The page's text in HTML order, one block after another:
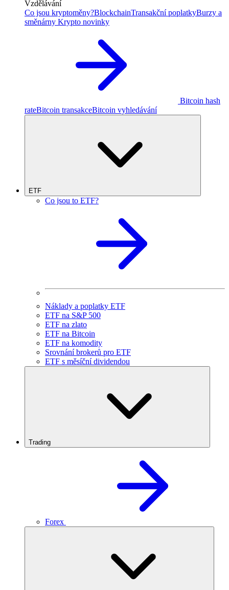
Vzdělávání
Co jsou kryptoměny?BlockchainTransakční poplatkyBurzy a
směnárny Krypto novinky
Bitcoin hash
rateBitcoin transakceBitcoin vyhledávání
ETF
Co jsou to ETF?
Náklady a poplatky ETF
ETF na S&P 500
ETF na zlato
ETF na Bitcoin
ETF na komodity
Srovnání brokerů pro ETF
ETF s měsíční dividendou
Trading
Forex